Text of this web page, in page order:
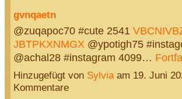
gvnqaetn
@zuqapoc70 #cute 2541
JBTPKXNMGX @ypotigh75
@achal28 #instagram 4099…
Hinzugefügt von Sylviaam 19. Juni
Kommentare